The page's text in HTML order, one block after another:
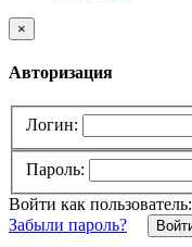
×
Авторизация
Логин:
Пароль:
Войти как пользователь:
Забыли пароль?